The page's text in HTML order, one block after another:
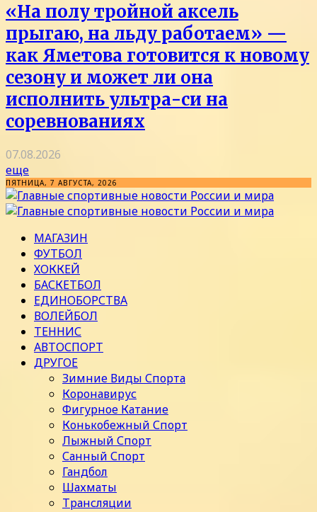
«На полу тройной аксель
прыгаю, на льду работаем» —
как Яметова готовится к новому
сезону и может ли она
исполнить ультра-си на
соревнованиях
07.08.2026
еще
ПЯТНИЦА, 7 АВГУСТА, 2026
МАГАЗИН
ФУТБОЛ
ХОККЕЙ
БАСКЕТБОЛ
ЕДИНОБОРСТВА
ВОЛЕЙБОЛ
ТЕННИС
АВТОСПОРТ
ДРУГОЕ
Зимние Виды Спорта
Коронавирус
Фигурное Катание
Конькобежный Спорт
Лыжный Спорт
Санный Спорт
Гандбол
Шахматы
Трансляции